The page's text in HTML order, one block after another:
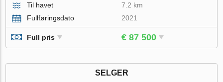
Til havet
7.2 km
Fullføringsdato
2021
Full pris € 87 500
SELGER